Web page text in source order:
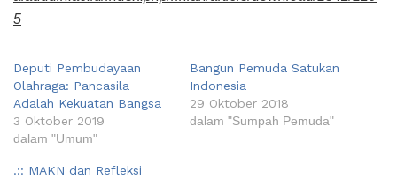
5
Deputi Pembudayaan
Olahraga: Pancasila
Adalah Kekuatan Bangsa
3 Oktober 2019
dalam "Umum"
Bangun Pemuda Satukan
Indonesia
29 Oktober 2018
dalam "Sumpah Pemuda"
.:: MAKN dan Refleksi